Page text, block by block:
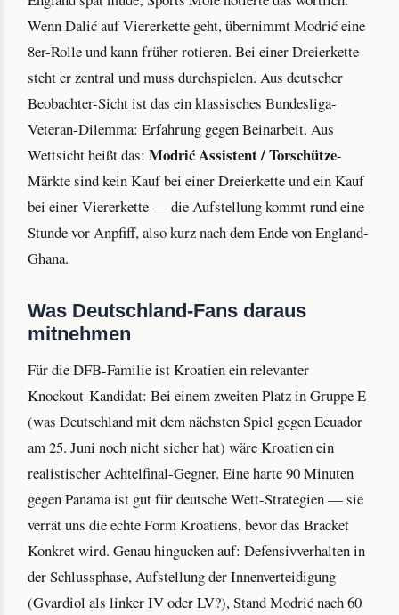
Wenn Dalić auf Viererkette geht, übernimmt Modrić eine
8er-Rolle und kann früher rotieren. Bei einer Dreierkette
steht er zentral und muss durchspielen. Aus deutscher
Beobachter-Sicht ist das ein klassisches Bundesliga-
Veteran-Dilemma: Erfahrung gegen Beinarbeit. Aus
Wettsicht heißt das: Modrić Assistent / Torschütze-
Märkte sind kein Kauf bei einer Dreierkette und ein Kauf
bei einer Viererkette — die Aufstellung kommt rund eine
Stunde vor Anpfiff, also kurz nach dem Ende von England-
Ghana.
Was Deutschland-Fans daraus
mitnehmen
Für die DFB-Familie ist Kroatien ein relevanter
Knockout-Kandidat: Bei einem zweiten Platz in Gruppe E
(was Deutschland mit dem nächsten Spiel gegen Ecuador
am 25. Juni noch nicht sicher hat) wäre Kroatien ein
realistischer Achtelfinal-Gegner. Eine harte 90 Minuten
gegen Panama ist gut für deutsche Wett-Strategien — sie
verrät uns die echte Form Kroatiens, bevor das Bracket
Konkret wird. Genau hingucken auf: Defensivverhalten in
der Schlussphase, Aufstellung der Innenverteidigung
(Gvardiol als linker IV oder LV?), Stand Modrić nach 60